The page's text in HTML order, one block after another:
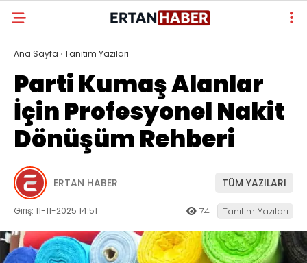
Ana Sayfa ›Tanıtım Yazıları
Parti Kumaş Alanlar
İçin Profesyonel Nakit
Dönüşüm Rehberi
ERTAN HABER TÜM YAZILARI
Giriş: 11-11-2025 14:51 74 Tanıtım Yazıları